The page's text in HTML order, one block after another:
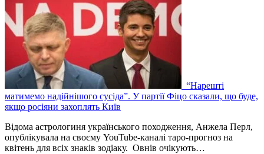
“Нарешті
матимемо надійнішого сусіда”. У партії Фіцо сказали, що буде,
якщо росіяни захоплять Київ
Відома астрологиня українського походження, Анжела Перл,
опублікувала на своєму YouTube-каналі таро-прогноз на
квітень для всіх знаків зодіаку. Овнів очікують…